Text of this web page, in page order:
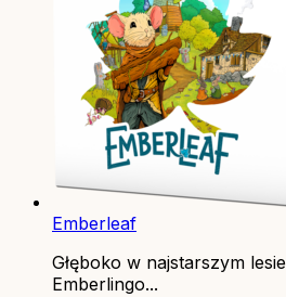
Emberleaf
Głęboko w najstarszym
Emberlingo...